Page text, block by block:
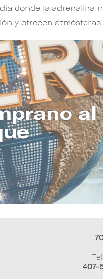
donde la adrenalina
y ofrecen
al
CONOZCA MÁS
407-